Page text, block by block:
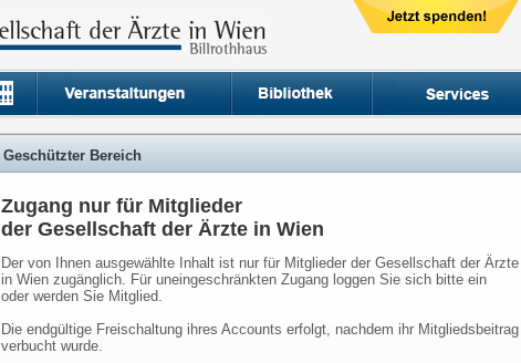
Geschützter Bereich
Zugang nur für Mitglieder
der Gesellschaft der Ärzte in Wien
Der von Ihnen ausgewählte Inhalt ist nur für Mitglieder der Gesellschaft der Ärzte
in Wien zugänglich. Für uneingeschränkten Zugang loggen Sie sich bitte ein
oder werden Sie Mitglied.
Die endgültige Freischaltung ihres Accounts erfolgt, nachdem ihr
verbucht wurde.